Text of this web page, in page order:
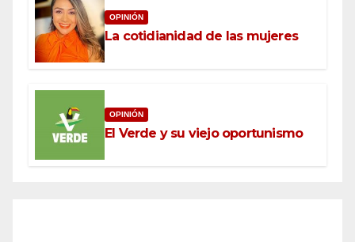
OPINIÓN
La cotidianidad de las mujeres
OPINIÓN
El Verde y su viejo oportunismo